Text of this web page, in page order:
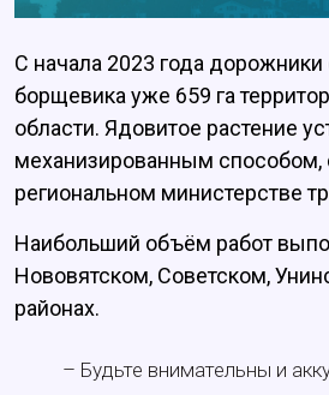
С начала 2023 года дорожники
борщевика уже 659 га
области. Ядовитое растение
механизированным способом,
региональном министерстве
Наибольший объём работ
Нововятском, Советском,
районах.
– Будьте внимательны и